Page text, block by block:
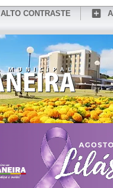
ALTO CONTRASTE
CONHEÇA MEDIANEIRA